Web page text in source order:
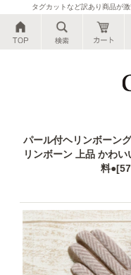
タグカットなど訳あり商品が
パール付ヘリンボーン
リンボーン 上品 かわ
料